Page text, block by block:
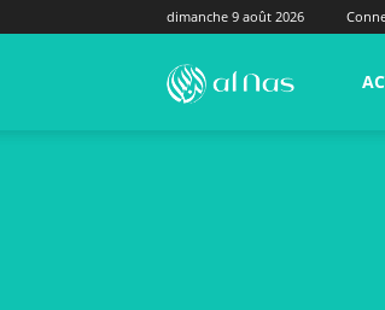
dimanche 9 août 2026
alNas.fr